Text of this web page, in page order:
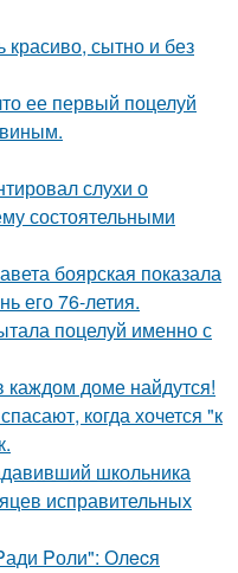
красиво, сытно и без
ее первый поцелуй
слухи о
состоятельными
боярская показала
его 76-летия.
поцелуй именно с
каждом доме найдутся!
когда хочется "к
школьника
исправительных
Pоли": Олecя